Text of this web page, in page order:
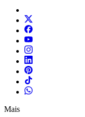
Mais